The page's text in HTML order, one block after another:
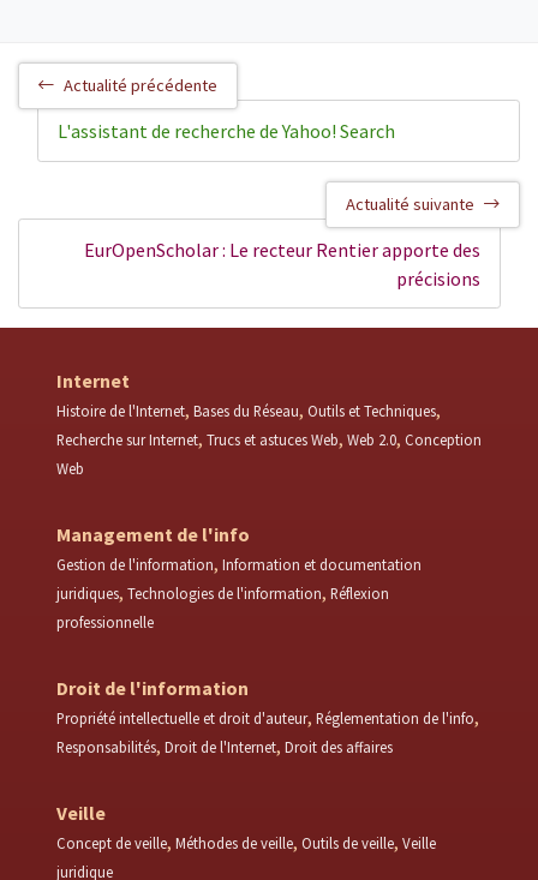
Actualité précédente
L'assistant de recherche de Yahoo! Search
Actualité suivante
EurOpenScholar : Le recteur Rentier apporte des
précisions
Internet
Histoire de l'Internet Bases du Réseau Outils et Techniques
Recherche sur Internet Trucs et astuces Web Web 2.0 Conception
Web
Management de l'info
Gestion de l'information Information et documentation
juridiques Technologies de l'information Réflexion
professionnelle
Droit de l'information
Propriété intellectuelle et droit d'auteur Réglementation de l'info
Responsabilités Droit de l'Internet Droit des affaires
Veille
Concept de veille Méthodes de veille Outils de veille Veille
juridique